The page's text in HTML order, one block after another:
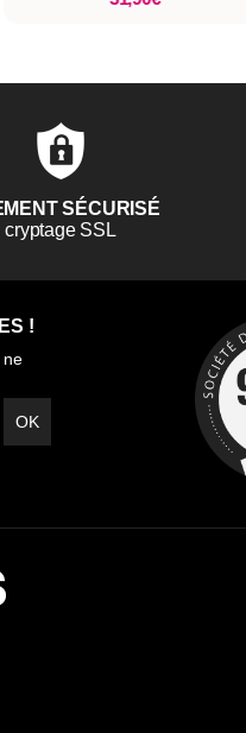
SÉCURISÉ
cryptage SSL
!
ne
OK